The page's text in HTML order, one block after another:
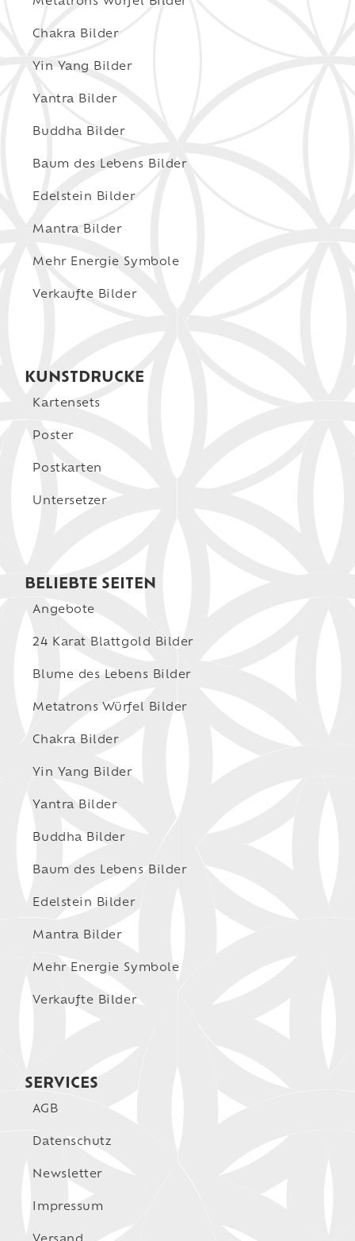
Chakra Bilder
Yin Yang Bilder
Yantra Bilder
Buddha Bilder
Baum des Lebens Bilder
Edelstein Bilder
Mantra Bilder
Mehr Energie Symbole
Verkaufte Bilder
KUNSTDRUCKE
Kartensets
Poster
Postkarten
Untersetzer
BELIEBTE SEITEN
Angebote
24 Karat Blattgold Bilder
Blume des Lebens Bilder
Metatrons Würfel Bilder
Chakra Bilder
Yin Yang Bilder
Yantra Bilder
Buddha Bilder
Baum des Lebens Bilder
Edelstein Bilder
Mantra Bilder
Mehr Energie Symbole
Verkaufte Bilder
SERVICES
AGB
Datenschutz
Newsletter
Impressum